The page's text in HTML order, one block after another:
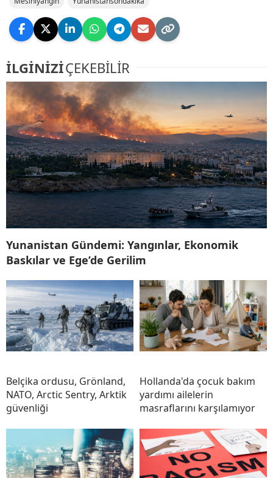
İLGİNİZİÇEKEBİLİR
Yunanistan Gündemi: Yangınlar, Ekonomik
Baskılar ve Ege’de Gerilim
Belçika ordusu, Grönland,
NATO, Arctic Sentry, Arktik
güvenliği
Hollanda'da çocuk bakım
yardımı ailelerin
masraflarını karşılamıyor